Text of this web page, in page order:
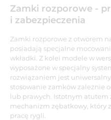
Zamki rozporowe -
i zabezpieczenia
Zamki rozporowe z otworem
posiadają specjalne
wkładki. Z kolei modele w
wyposażone w specjalny
rozwiązaniem jest
stosowanie zamków zależnie
lub prawych. Istotnym atutem
mechanizm zębatkowy, który
pracę rygli.